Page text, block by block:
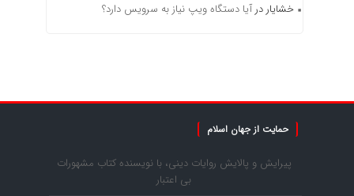
خشایار در آیا دستگاه ویپ نیاز به سرویس دارد؟
حمایت از جهان اسلام
پیرایش و پالایش روایات دینی، با نویسنده کتاب مشهورات
بی اعتبار